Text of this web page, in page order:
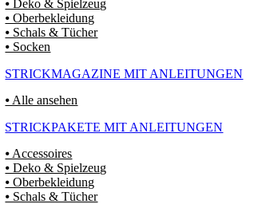
⦁ Deko & Spielzeug
⦁ Oberbekleidung
⦁ Schals & Tücher
⦁ Socken
STRICKMAGAZINE MIT ANLEITUNGEN
⦁ Alle ansehen
STRICKPAKETE MIT ANLEITUNGEN
⦁ Accessoires
⦁ Deko & Spielzeug
⦁ Oberbekleidung
⦁ Schals & Tücher